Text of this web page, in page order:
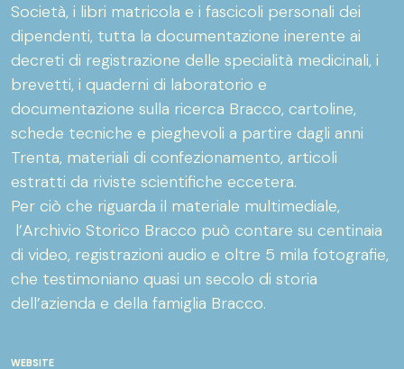
WEBSITE
Società, i libri matricola e i fascicoli personali dei
dipendenti, tutta la documentazione inerente ai
decreti di registrazione delle specialità medicinali, i
brevetti, i quaderni di laboratorio e
documentazione sulla ricerca Bracco, cartoline,
schede tecniche e pieghevoli a partire dagli anni
Trenta, materiali di confezionamento, articoli
estratti da riviste scientifiche eccetera.
Per ciò che riguarda il materiale multimediale,
l’Archivio Storico Bracco può contare su centinaia
di video, registrazioni audio e oltre 5 mila fotografie,
che testimoniano quasi un secolo di storia
dell’azienda e della famiglia Bracco.